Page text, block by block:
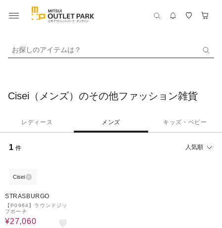
お探しのアイテムは？
Cisei（メンズ）のその他ファッション雑貨
レディース メンズ キッズ・ベビー
1 件 人気順
Cisei
STRASBURGO
【P0964】ラウンドジッ
プポーチ
¥27,060